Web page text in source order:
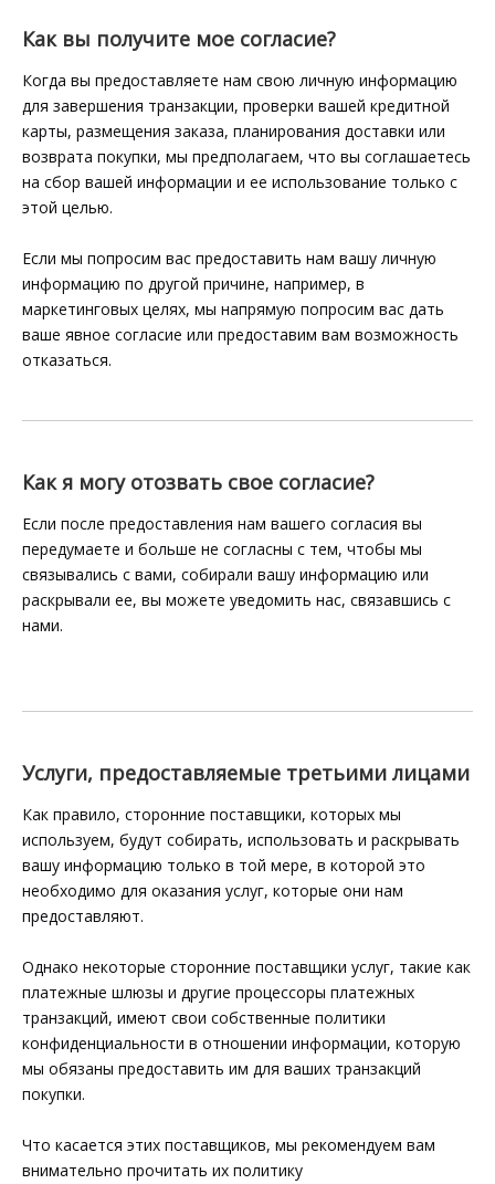
Как вы получите мое согласие?
Когда вы предоставляете нам свою личную информацию
для завершения транзакции, проверки вашей кредитной
карты, размещения заказа, планирования доставки или
возврата покупки, мы предполагаем, что вы соглашаетесь
на сбор вашей информации и ее использование только с
этой целью.
Если мы попросим вас предоставить нам вашу личную
информацию по другой причине, например, в
маркетинговых целях, мы напрямую попросим вас дать
ваше явное согласие или предоставим вам возможность
отказаться.
Как я могу отозвать свое согласие?
Если после предоставления нам вашего согласия вы
передумаете и больше не согласны с тем, чтобы мы
связывались с вами, собирали вашу информацию или
раскрывали ее, вы можете уведомить нас, связавшись с
нами.
Услуги, предоставляемые третьими лицами
Как правило, сторонние поставщики, которых мы
используем, будут собирать, использовать и раскрывать
вашу информацию только в той мере, в которой это
необходимо для оказания услуг, которые они нам
предоставляют.
Однако некоторые сторонние поставщики услуг, такие как
платежные шлюзы и другие процессоры платежных
транзакций, имеют свои собственные политики
конфиденциальности в отношении информации, которую
мы обязаны предоставить им для ваших транзакций
покупки.
Что касается этих поставщиков, мы рекомендуем вам
внимательно прочитать их политику